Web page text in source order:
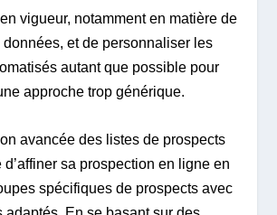
vigueur, notamment en matière de
données, et de personnaliser les
autant que possible pour
approche trop générique.
avancée des listes de prospects
d’affiner sa prospection en ligne en
spécifiques de prospects avec